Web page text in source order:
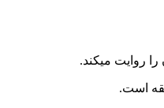
را روایت میکند.